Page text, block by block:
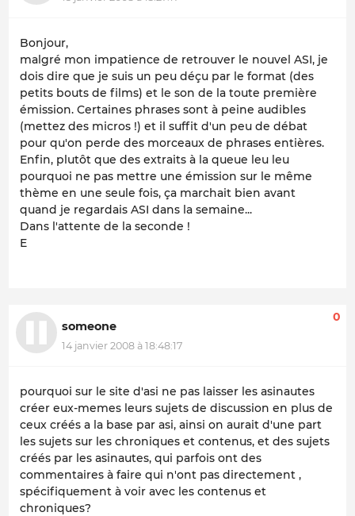
Bonjour,
malgré mon impatience de retrouver le nouvel ASI, je
dois dire que je suis un peu déçu par le format (des
petits bouts de films) et le son de la toute première
émission. Certaines phrases sont à peine audibles
(mettez des micros !) et il suffit d'un peu de débat
pour qu'on perde des morceaux de phrases entières.
Enfin, plutôt que des extraits à la queue leu leu
pourquoi ne pas mettre une émission sur le même
thème en une seule fois, ça marchait bien avant
quand je regardais ASI dans la semaine...
Dans l'attente de la seconde !
E
someone
14 janvier 2008 à 18:48:17
0
pourquoi sur le site d'asi ne pas laisser les asinautes
créer eux-memes leurs sujets de discussion en plus de
ceux créés a la base par asi, ainsi on aurait d'une part
les sujets sur les chroniques et contenus, et des sujets
créés par les asinautes, qui parfois ont des
commentaires à faire qui n'ont pas directement ,
spécifiquement à voir avec les contenus et
chroniques?